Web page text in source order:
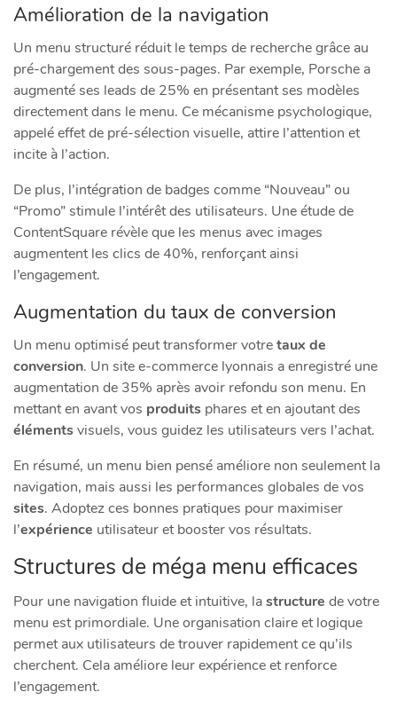
Amélioration de la navigation
Un menu structuré réduit le temps de recherche grâce au
pré-chargement des sous-pages. Par exemple, Porsche a
augmenté ses leads de 25% en présentant ses modèles
directement dans le menu. Ce mécanisme psychologique,
appelé effet de pré-sélection visuelle, attire l’attention et
incite à l’action.
De plus, l’intégration de badges comme “Nouveau” ou
“Promo” stimule l’intérêt des utilisateurs. Une étude de
ContentSquare révèle que les menus avec images
augmentent les clics de 40%, renforçant ainsi
l’engagement.
Augmentation du taux de conversion
Un menu optimisé peut transformer votretaux de
conversion. Un site e-commerce lyonnais a enregistré une
augmentation de 35% après avoir refondu son menu. En
mettant en avant vos produits phares et en ajoutant des
élémentsvisuels, vous guidez les utilisateurs vers l’achat.
En résumé, un menu bien pensé améliore non seulement la
navigation, mais aussi les performances globales de vos
sites. Adoptez ces bonnes pratiques pour maximiser
l’expérience utilisateur et booster vos résultats.
Structures de méga menu efficaces
Pour une navigation fluide et intuitive, lastructure de votre
menu est primordiale. Une organisation claire et logique
permet aux utilisateurs de trouver rapidement ce qu’ils
cherchent. Cela améliore leur expérience et renforce
l’engagement.